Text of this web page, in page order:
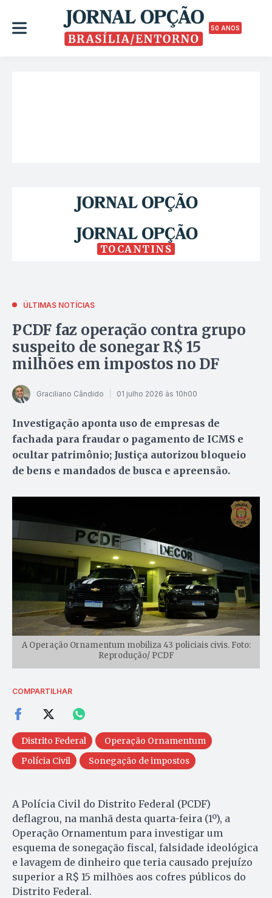
50 ANOS
TOCANTINS
ÚLTIMAS NOTÍCIAS
PCDF faz operação contra grupo
suspeito de sonegar R$ 15
milhões em impostos no DF
Graciliano Cândido 01 julho 2026 às 10h00
Investigação aponta uso de empresas de
fachada para fraudar o pagamento de ICMS e
ocultar patrimônio; Justiça autorizou bloqueio
de bens e mandados de busca e apreensão.
A Operação Ornamentum mobiliza 43 policiais civis. Foto:
Reprodução/ PCDF
COMPARTILHAR
Distrito Federal
Operação Ornamentum
Polícia Civil
Sonegação de impostos
A Polícia Civil do Distrito Federal (PCDF)
deflagrou, na manhã desta quarta-feira (1º), a
Operação Ornamentum para investigar um
esquema de sonegação fiscal, falsidade ideológica
e lavagem de dinheiro que teria causado prejuízo
superior a R$ 15 milhões aos cofres públicos do
Distrito Federal.